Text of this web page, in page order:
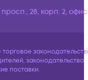
28, корп. 2,
законодательство
поставки.